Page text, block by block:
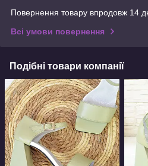
Повернення товару впродовж 14
Всі умови повернення
Подібні товари компанії